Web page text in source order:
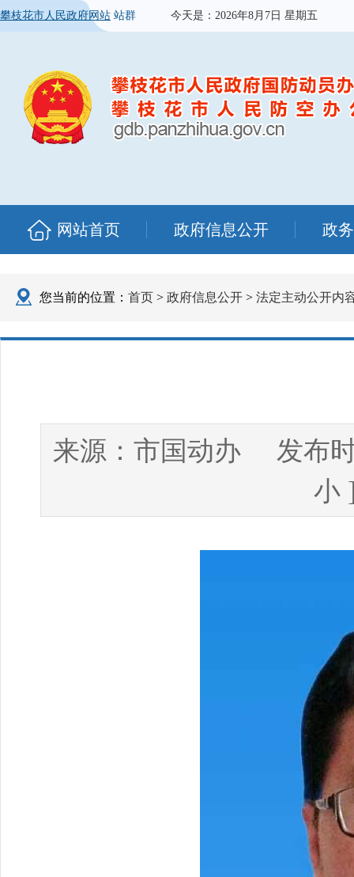
攀枝花市人民政府网站 站群 今天是： 2026年8月7日 星期五
网站首页 政府信息公开 政
您当前的位置： 首页 > 政府信息公开 > 法定主动公开内
来源： 市国动办发布时
小